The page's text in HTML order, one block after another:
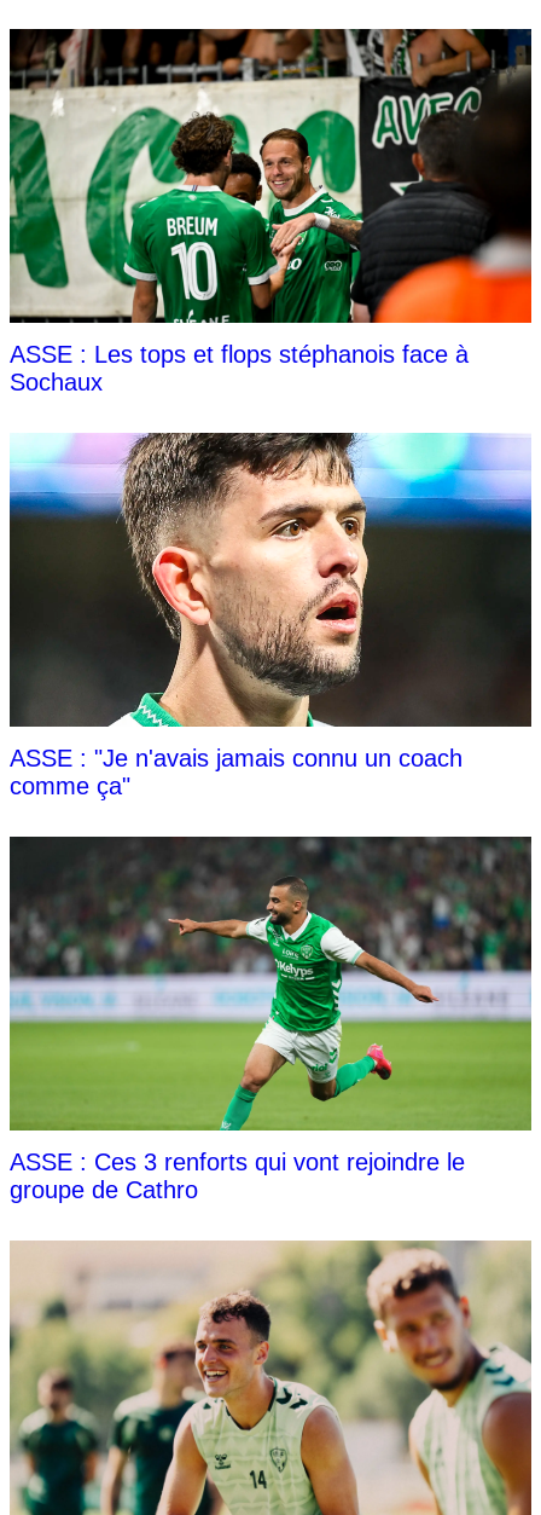
ASSE : Les tops et flops stéphanois face à
Sochaux
ASSE : "Je n'avais jamais connu un coach
comme ça"
ASSE : Ces 3 renforts qui vont rejoindre le
groupe de Cathro